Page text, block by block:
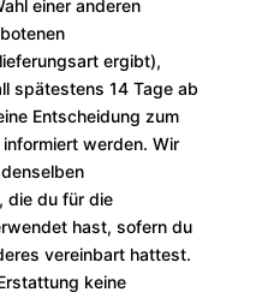
einer anderen
ergibt),
spätestens 14 Tage ab
Entscheidung zum
werden. Wir
die du für die
hast, sofern du
vereinbart hattest.
keine